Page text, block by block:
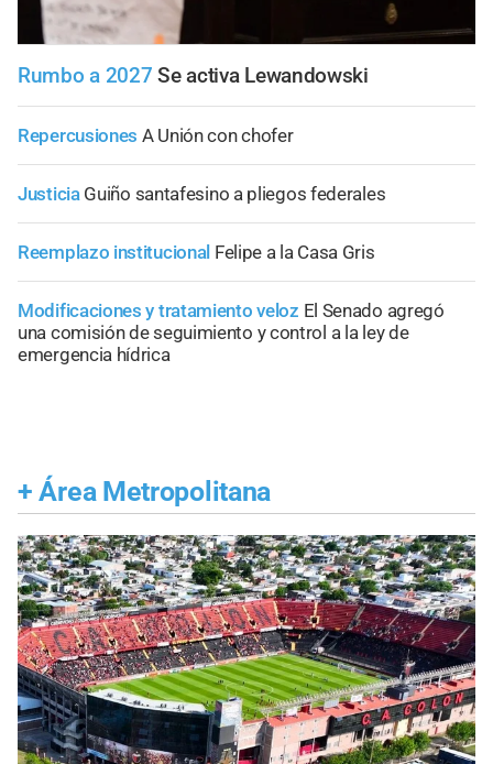
Rumbo a 2027 Se activa Lewandowski
Repercusiones A Unión con chofer
Justicia Guiño santafesino a pliegos federales
Reemplazo institucional Felipe a la Casa Gris
Modificaciones y tratamiento veloz El Senado agregó
una comisión de seguimiento y control a la ley de
emergencia hídrica
+ Área Metropolitana